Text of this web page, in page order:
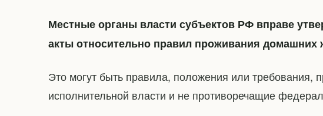
Местные органы власти субъектов РФ вправе
акты относительно правил проживания домашних
Это могут быть правила, положения или требования,
исполнительной власти и не противоречащие